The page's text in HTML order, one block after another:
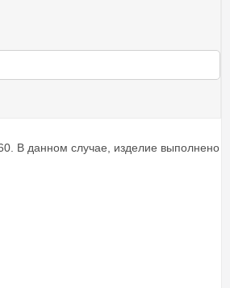
В данном случае, изделие выполнено